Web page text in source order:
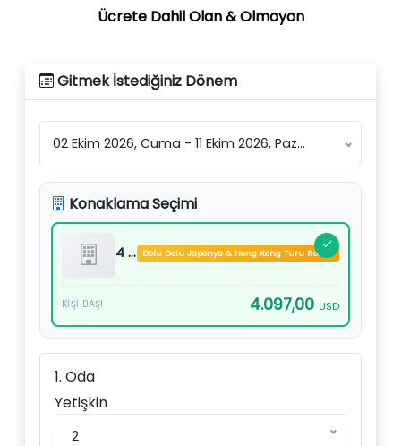
Ücrete Dahil Olan & Olmayan
Gitmek İstediğiniz Dönem
02 Ekim 2026, Cuma - 11 Ekim 2026, Pazar - 4.097,00 USD'den başlayan
Konaklama Seçimi
4 Yıldızlı Oteller, vb Dolu Dolu Japonya & Hong Kong Turu Rotası
KIŞI BAŞI 4.097,00 USD
1. Oda
Yetişkin
2